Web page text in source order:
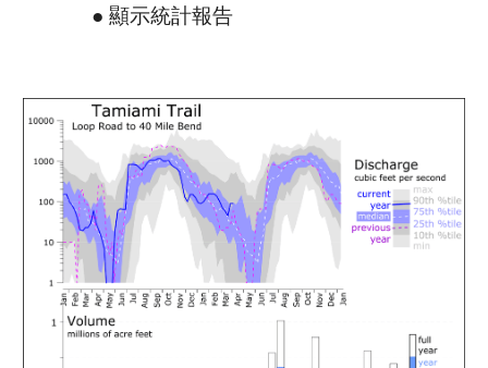
● 顯示統計報告